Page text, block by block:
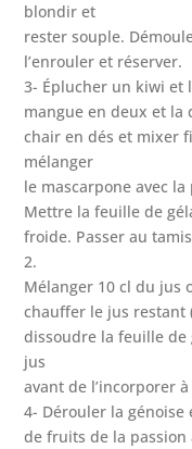
blondir et
rester souple.
l’enrouler et réserver.
3- Éplucher un kiwi et
mangue en deux et la
chair en dés et mixer
mélanger
le mascarpone avec la
Mettre la feuille de
froide. Passer au
2.
Mélanger 10 cl du jus
chauffer le jus restant
dissoudre la feuille de
jus
avant de l’incorporer
4- Dérouler la génoise
de fruits de la passion